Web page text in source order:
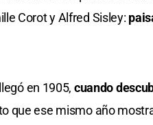
Corot y Alfred Sisley:
en 1905, cuando
que ese mismo año